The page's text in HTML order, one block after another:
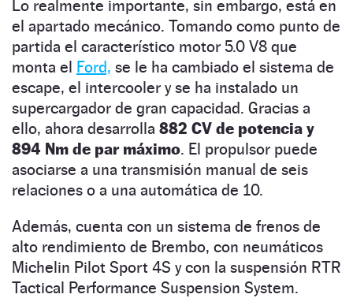
Lo realmente importante, sin embargo, está en
el apartado mecánico. Tomando como punto de
partida el característico motor 5.0 V8 que
monta el Ford, se le ha cambiado el sistema de
escape, el intercooler y se ha instalado un
supercargador de gran capacidad. Gracias a
ello, ahora desarrolla 882 CV de potencia y
894 Nm de par máximo. El propulsor puede
asociarse a una transmisión manual de seis
relaciones o a una automática de 10.
Además, cuenta con un sistema de frenos de
alto rendimiento de Brembo, con neumáticos
Michelin Pilot Sport 4S y con la suspensión RTR
Tactical Performance Suspension System.